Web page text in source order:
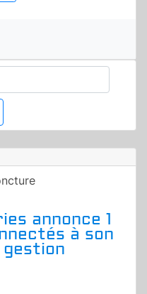
annonce 1
à son